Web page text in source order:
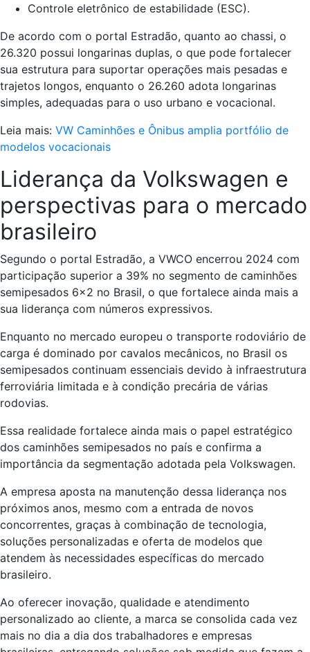
Controle eletrônico de estabilidade (ESC).
De acordo com o portal Estradão, quanto ao chassi, o
26.320 possui longarinas duplas, o que pode fortalecer
sua estrutura para suportar operações mais pesadas e
trajetos longos, enquanto o 26.260 adota longarinas
simples, adequadas para o uso urbano e vocacional.
Leia mais: VW Caminhões e Ônibus amplia portfólio de
modelos vocacionais
Liderança da Volkswagen e
perspectivas para o mercado
brasileiro
Segundo o portal Estradão, a VWCO encerrou 2024 com
participação superior a 39% no segmento de caminhões
semipesados 6×2 no Brasil, o que fortalece ainda mais a
sua liderança com números expressivos.
Enquanto no mercado europeu o transporte rodoviário de
carga é dominado por cavalos mecânicos, no Brasil os
semipesados continuam essenciais devido à infraestrutura
ferroviária limitada e à condição precária de várias
rodovias.
Essa realidade fortalece ainda mais o papel estratégico
dos caminhões semipesados no país e confirma a
importância da segmentação adotada pela Volkswagen.
A empresa aposta na manutenção dessa liderança nos
próximos anos, mesmo com a entrada de novos
concorrentes, graças à combinação de tecnologia,
soluções personalizadas e oferta de modelos que
atendem às necessidades específicas do mercado
brasileiro.
Ao oferecer inovação, qualidade e atendimento
personalizado ao cliente, a marca se consolida cada vez
mais no dia a dia dos trabalhadores e empresas